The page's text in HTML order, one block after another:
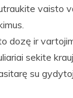
vaisto
dozę ir
sekite
su